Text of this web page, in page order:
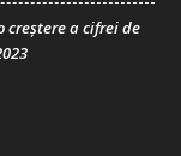
a cifrei de